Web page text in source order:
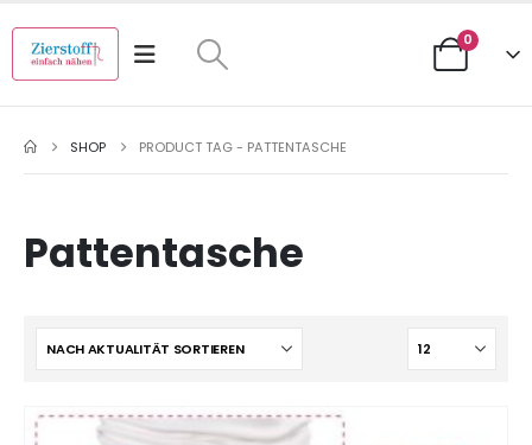
0
SHOP PRODUCT TAG - PATTENTASCHE
Pattentasche